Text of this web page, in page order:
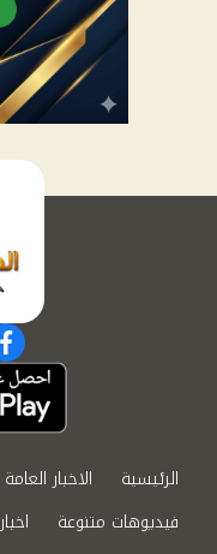
الرئيسية الاخبار العامة
فيديوهات متنوعة